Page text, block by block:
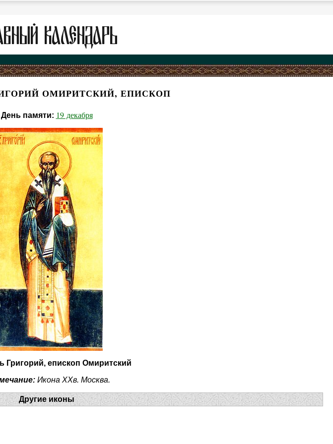
ОМИРИТСКИЙ, ЕПИСКОП
День памяти: 19 декабря
Григорий, епископ Омиритский
Икона XXв. Москва.
Другие иконы